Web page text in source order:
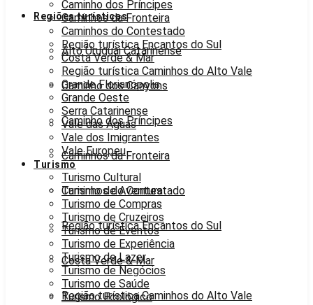
Regiões turísticas
Alto Uruguai Catarinense
Caminho dos Canyons
Caminho dos Príncipes
Caminhos da Fronteira
Caminhos do Contestado
Região turística Encantos do Sul
Costa Verde & Mar
Região turística Caminhos do Alto Vale
Caminho dos Príncipes
Caminhos da Fronteira
Caminhos do Contestado
Região turística Encantos do Sul
Costa Verde & Mar
Região turística Caminhos do Alto Vale
Grande Florianópolis
Grande Oeste
Serra Catarinense
Vale das Águas
Vale dos Imigrantes
Vale Europeu
Turismo
Turismo Cultural
Turismo de Aventura
Turismo de Compras
Turismo de Cruzeiros
Turismo de Eventos
Turismo de Experiência
Turismo de Lazer
Turismo de Negócios
Turismo de Saúde
Turismo Ecológico